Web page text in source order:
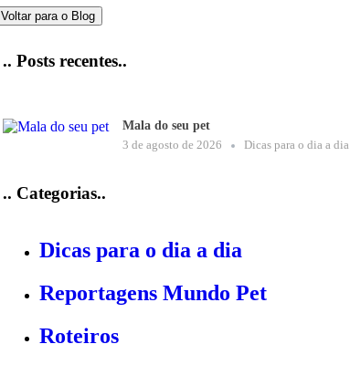
Voltar para o Blog
.. Posts recentes..
Mala do seu pet
3 de agosto de 2026
Dicas para o dia a dia
.. Categorias..
Dicas para o dia a dia
Reportagens Mundo Pet
Roteiros